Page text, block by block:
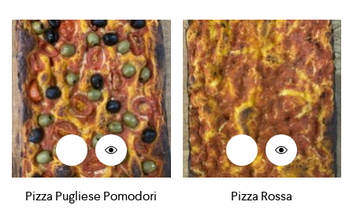
Pizza Pugliese Pomodori
Pizza Rossa